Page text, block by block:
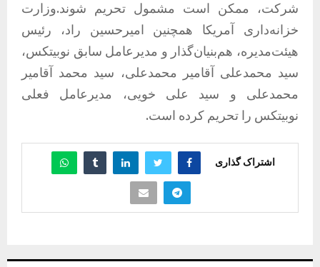
شرکت، ممکن است مشمول تحریم شوند.وزارت
خزانه‌داری آمریکا همچنین امیرحسین راد، رئیس
هیئت‌مدیره، هم‌بنیان‌گذار و مدیرعامل سابق نوبیتکس،
سید محمدعلی آقامیر محمدعلی، سید محمد آقامیر
محمدعلی و سید علی خویی، مدیرعامل فعلی
نوبیتکس را تحریم کرده است.
اشتراک گذاری